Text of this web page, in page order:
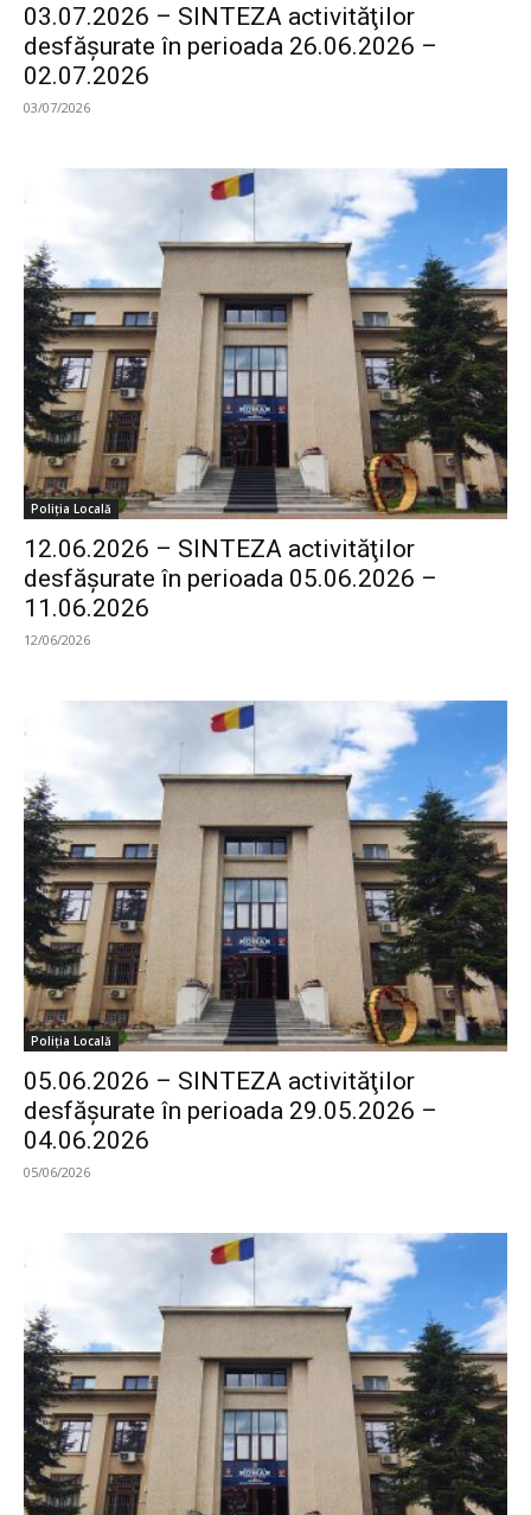
03.07.2026 – SINTEZA activităţilor
desfăşurate în perioada 26.06.2026 –
02.07.2026
03/07/2026
Poliția Locală
12.06.2026 – SINTEZA activităţilor
desfăşurate în perioada 05.06.2026 –
11.06.2026
12/06/2026
Poliția Locală
05.06.2026 – SINTEZA activităţilor
desfăşurate în perioada 29.05.2026 –
04.06.2026
05/06/2026